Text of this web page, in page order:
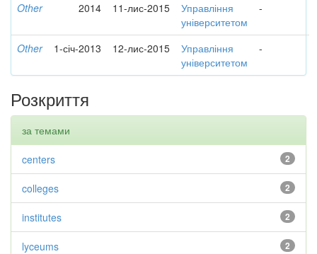
Other 2014 11-лис-2015
Управління
університетом
-
Other 1-січ-2013 12-лис-2015
Управління
університетом
-
Розкриття
за темами
2
centers
2
colleges
2
institutes
2
lyceums